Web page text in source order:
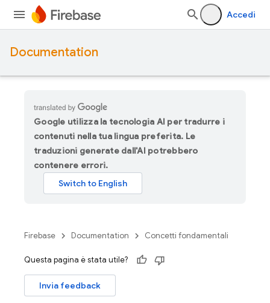
Accedi
Documentation
Google utilizza la tecnologia AI per tradurre i
contenuti nella tua lingua preferita. Le
traduzioni generate dall'AI potrebbero
contenere errori.
Firebase Documentation Concetti fondamentali
Questa pagina è stata utile?
Invia feedback